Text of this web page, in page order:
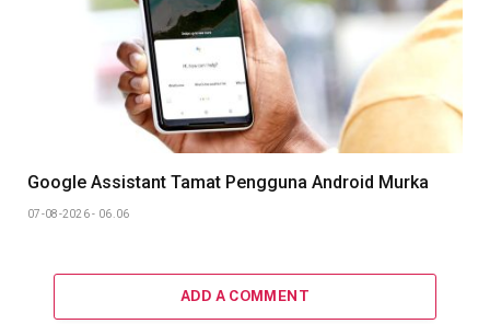
Google Assistant Tamat Pengguna Android Murka
07-08-2026 - 06.06
ADD A COMMENT